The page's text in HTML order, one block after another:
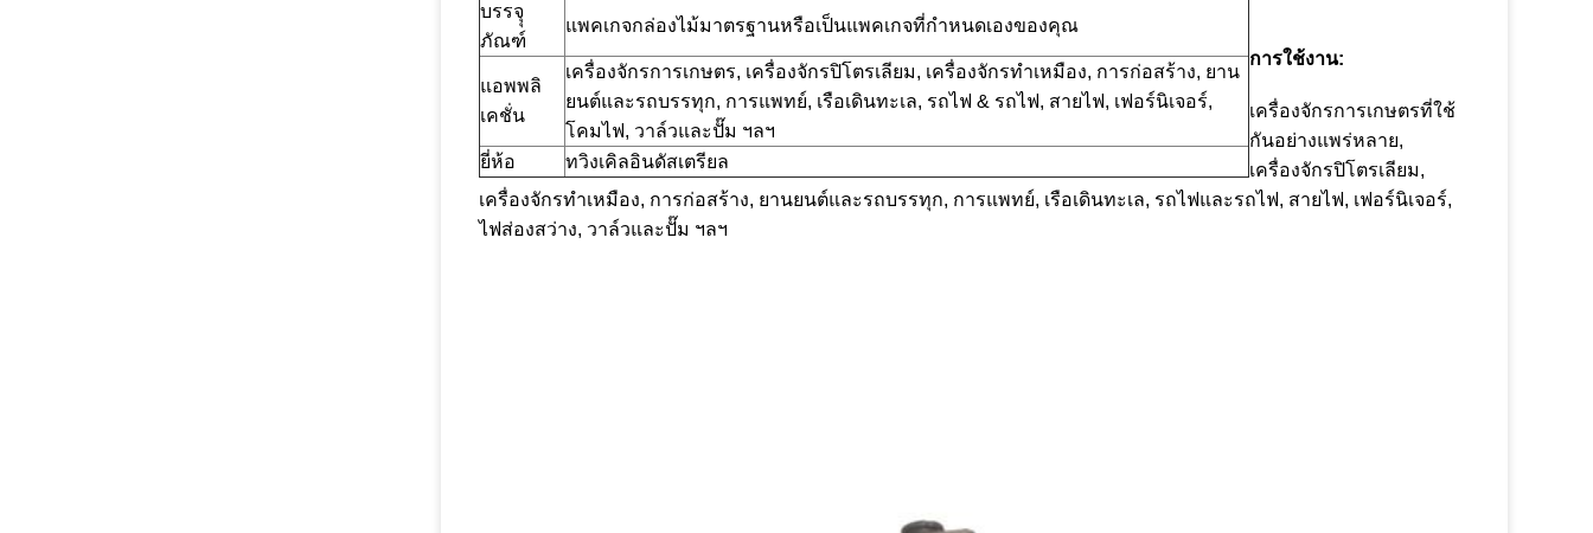
บรรจุุ
ภัณฑ์
แพคเกจกล่องไม้มาตรฐานหรือเป็นแพคเกจที่กำหนดเองของคุณ
แอพพลิ
เคชั่น
เครื่องจักรการเกษตร, เครื่องจักรปิโตรเลียม, เครื่องจักรทำเหมือง, การก่อสร้าง, ยาน
ยนต์และรถบรรทุก, การแพทย์, เรือเดินทะเล, รถไฟ & รถไฟ, สายไฟ, เฟอร์นิเจอร์,
โคมไฟ, วาล์วและปั๊ม ฯลฯ
ยี่ห้อ
ทวิงเคิลอินดัสเตรียล
การใช้งาน:
เครื่องจักรการเกษตรที่ใช้
กันอย่างแพร่หลาย,
เครื่องจักรปิโตรเลียม,
เครื่องจักรทำเหมือง, การก่อสร้าง, ยานยนต์และรถบรรทุก, การแพทย์, เรือเดินทะเล, รถไฟและรถไฟ, สายไฟ, เฟอร์นิเจอร์,
ไฟส่องสว่าง, วาล์วและปั๊ม ฯลฯ